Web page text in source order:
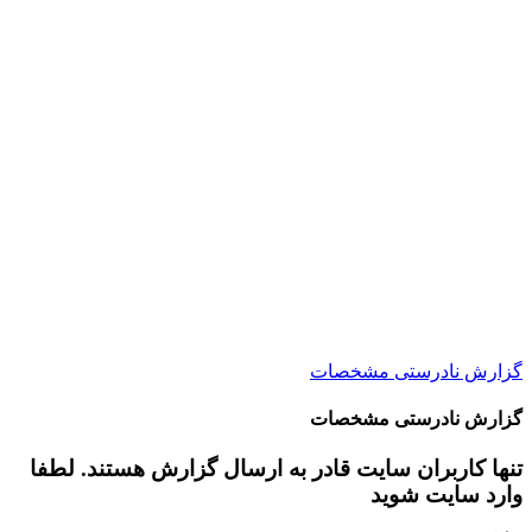
گزارش نادرستی مشخصات
گزارش نادرستی مشخصات
تنها کاربران سایت قادر به ارسال گزارش هستند. لطفا
وارد سایت شوید